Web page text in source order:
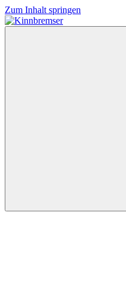
Zum Inhalt springen